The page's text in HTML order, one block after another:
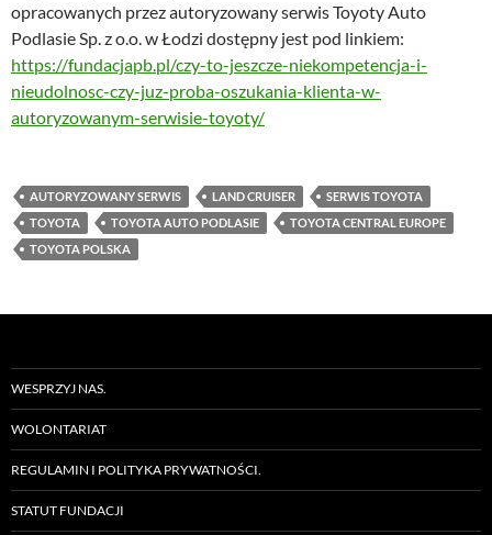
opracowanych przez autoryzowany serwis Toyoty Auto
Podlasie Sp. z o.o. w Łodzi dostępny jest pod linkiem:
https://fundacjapb.pl/czy-to-jeszcze-niekompetencja-i-
nieudolnosc-czy-juz-proba-oszukania-klienta-w-
autoryzowanym-serwisie-toyoty/
AUTORYZOWANY SERWIS LAND CRUISER
SERWIS TOYOTA
TOYOTA
TOYOTA AUTO PODLASIE
TOYOTA CENTRAL EUROPE
TOYOTA POLSKA
WESPRZYJ NAS.
WOLONTARIAT
REGULAMIN I POLITYKA PRYWATNOŚCI.
STATUT FUNDACJI